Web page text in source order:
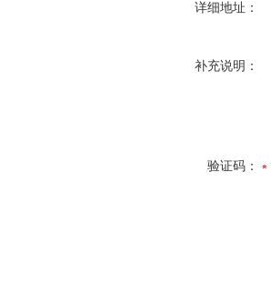
详细地址：
补充说明：
验证码：